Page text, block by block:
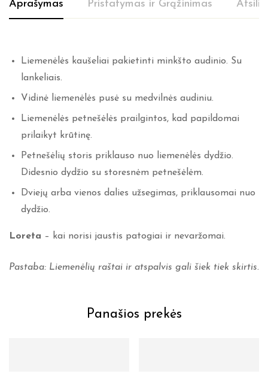
Aprašymas Pristatymas ir Grąžinimas
Liemenėlės kaušeliai pakietinti minkšto audinio. Su
lankeliais.
Vidinė liemenėlės pusė su medvilnės audiniu.
Liemenėlės petnešėlės prailgintos, kad papildomai
prilaikyt krūtinę.
Petnešėlių storis priklauso nuo liemenėlės dydžio.
Didesnio dydžio su storesnėm petnešėlėm.
Dviejų arba vienos dalies užsegimas, priklausomai nuo
dydžio.
Loreta – kai norisi jaustis patogiai ir nevaržomai.
Pastaba: Liemenėlių raštai ir atspalvis gali šiek tiek skirtis.
Panašios prekės